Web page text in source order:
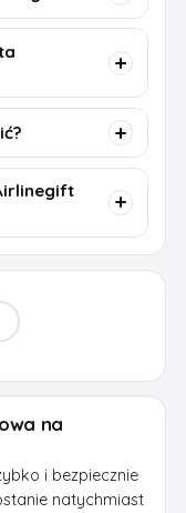
na
i bezpiecznie
natychmiast